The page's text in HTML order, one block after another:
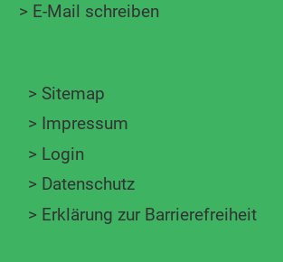
> E-Mail schreiben
> Sitemap
> Impressum
> Login
> Datenschutz
> Erklärung zur Barrierefreiheit